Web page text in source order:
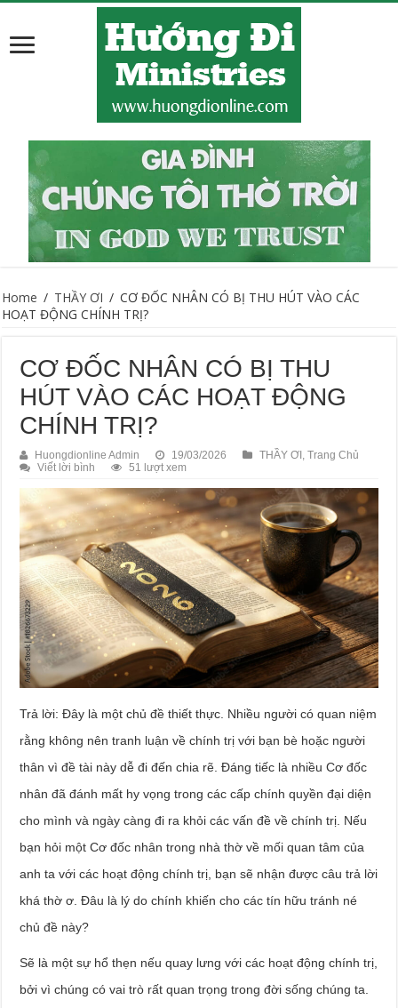
Home / THẦY ƠI / CƠ ĐỐC NHÂN CÓ BỊ THU HÚT VÀO CÁC
HOẠT ĐỘNG CHÍNH TRỊ?
CƠ ĐỐC NHÂN CÓ BỊ THU
HÚT VÀO CÁC HOẠT ĐỘNG
CHÍNH TRỊ?
Huongdionline Admin 19/03/2026 THẦY ƠI ,Trang Chủ
Viết lời bình
51 lượt xem
Trả lời: Đây là một chủ đề thiết thực. Nhiều người có quan niệm
rằng không nên tranh luận về chính trị với bạn bè hoặc người
thân vì đề tài này dễ đi đến chia rẽ. Đáng tiếc là nhiều Cơ đốc
nhân đã đánh mất hy vọng trong các cấp chính quyền đại diện
cho mình và ngày càng đi ra khỏi các vấn đề về chính trị. Nếu
bạn hỏi một Cơ đốc nhân trong nhà thờ về mối quan tâm của
anh ta với các hoạt động chính trị, bạn sẽ nhận được câu trả lời
khá thờ ơ. Đâu là lý do chính khiến cho các tín hữu tránh né
chủ đề này?
Sẽ là một sự hổ thẹn nếu quay lưng với các hoạt động chính trị,
bởi vì chúng có vai trò rất quan trọng trong đời sống chúng ta.